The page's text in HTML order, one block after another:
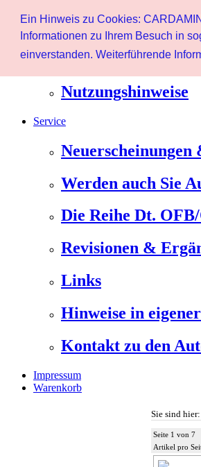
Ein Hinweis zu Cookies:
Informationen zu Ihrem Besuch in
einverstanden. Weiterführende
Start
Benutzer
Newsletter
Nutzungshinweise
Service
Neuerscheinungen
Werden auch Sie
Die Reihe Dt.
Revisionen &
Links
Hinweise in
Kontakt zu den
Impressum
Warenkorb
Sie sind hier:
Seite 1 von 7
Artikel pro